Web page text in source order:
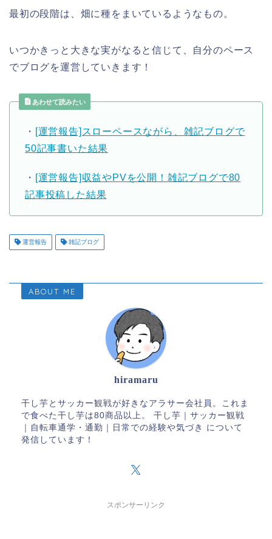
最初の段階は、畑に種をまいているようなもの。
いつかきっと大きな実がなると信じて、自分のペース
でブログを運営していきます！
あわせて読みたい
・ [運営報告]スローペースながら、雑記ブログで
50記事書いた結果
・ [運営報告]収益やPVを公開！雑記ブログで80
記事投稿した結果
運営報告 雑記ブログ
ABOUT ME
hiramaru
干し芋とサッカー観戦が好きなアラサー会社員。これま
で食べた干し芋は80商品以上。 干し芋｜サッカー観戦
｜自転車通学・通勤｜日常での経験や気づき について
発信しています！
スポンサーリンク